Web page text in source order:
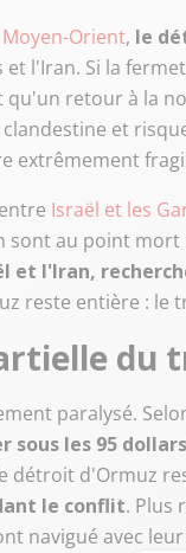
Moyen-Orient, le
et l'Iran. Si la
retour à la
et
extrêmement
Israël et les
sont au point
et l'Iran,
reste entière : le
du
paralysé.
sous les 95 dollars
détroit d'Ormuz
le conflit. Plus
navigué avec